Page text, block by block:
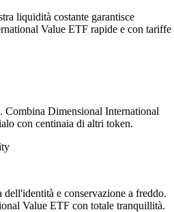
liquidità costante garantisce
Value ETF rapide e con tariffe
Combina Dimensional International
con centinaia di altri token.
e conservazione a freddo.
Value ETF con totale tranquillità.